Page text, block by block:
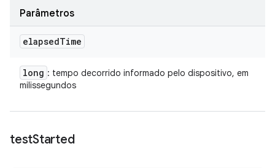
Parâmetros
elapsedTime
long : tempo decorrido informado pelo dispositivo, em
milissegundos
testStarted